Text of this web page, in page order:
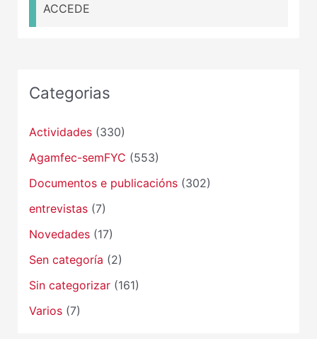
ACCEDE
Categorias
Actividades(330)
Agamfec-semFYC (553)
Documentos e publicacións(302)
entrevistas(7)
Novedades(17)
Sen categoría (2)
Sin categorizar(161)
Varios(7)